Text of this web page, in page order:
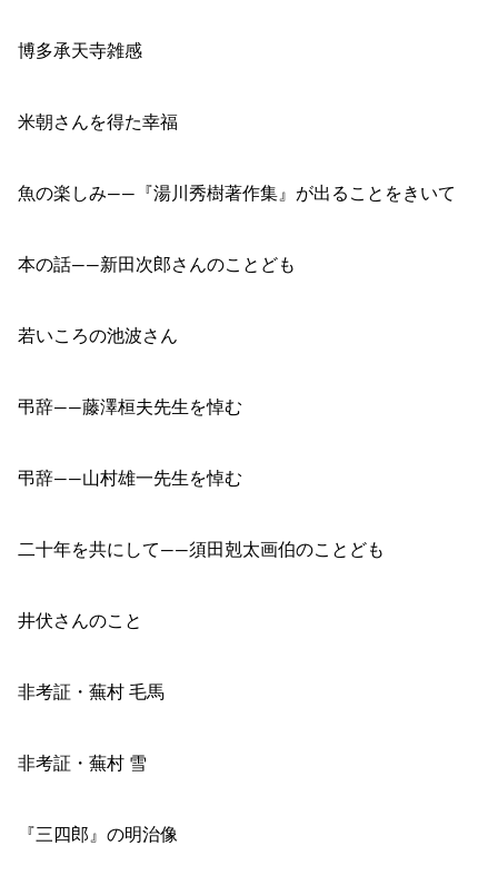
博多承天寺雑感
米朝さんを得た幸福
魚の楽しみ――『湯川秀樹著作集』が出ることをきいて
本の話――新田次郎さんのことども
若いころの池波さん
弔辞――藤澤桓夫先生を悼む
弔辞――山村雄一先生を悼む
二十年を共にして――須田剋太画伯のことども
井伏さんのこと
非考証・蕪村 毛馬
非考証・蕪村 雪
『三四郎』の明治像